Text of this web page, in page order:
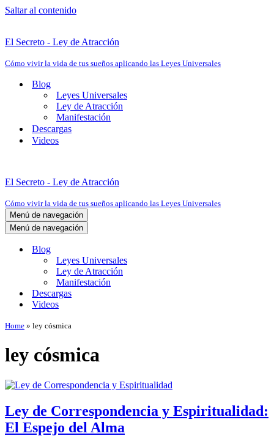
Saltar al contenido
El Secreto - Ley de Atracción
Cómo vivir la vida de tus sueños aplicando las Leyes Universales
Blog
Leyes Universales
Ley de Atracción
Manifestación
Descargas
Videos
El Secreto - Ley de Atracción
Cómo vivir la vida de tus sueños aplicando las Leyes Universales
Menú de navegación
Menú de navegación
Blog
Leyes Universales
Ley de Atracción
Manifestación
Descargas
Videos
Home » ley cósmica
ley cósmica
Ley de Correspondencia y Espiritualidad:
El Espejo del Alma